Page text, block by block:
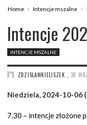
Home Intencje mszalne
Intencje
INTENCJE MSZALNE
ZDZISLAWKIELISZEK 30
Niedziela, 2024-10-06
7.30 – intencje złożone